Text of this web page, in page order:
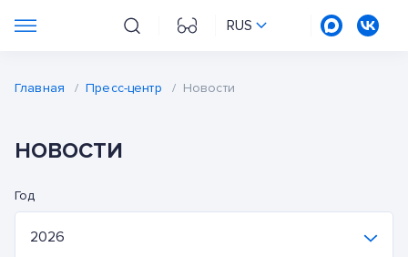
RUS
Главная / Пресс-центр / Новости
НОВОСТИ
Год
2026